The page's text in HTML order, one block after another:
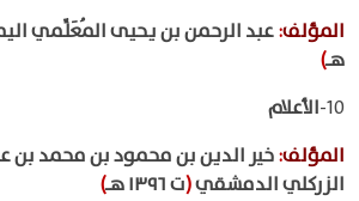
المؤلف:عبد الرحمن بن يحيى المُعَلِّمي
هـ)
10- الأعلام
المؤلف:خير الدين بن محمود بن محمد بن
الزركلي الدمشقي(ت ١٣٩٦ هـ
)